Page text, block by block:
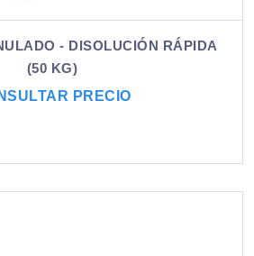
- DISOLUCIÓN RÁPIDA
(50 KG)
PRECIO